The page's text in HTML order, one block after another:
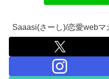
Saaasi(さーし)/恋愛web